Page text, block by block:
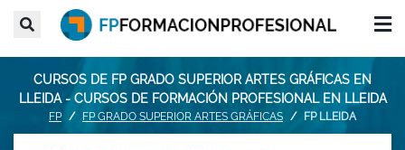
CURSOS DE FP GRADO SUPERIOR ARTES GRÁFICAS EN
LLEIDA - CURSOS DE FORMACIÓN PROFESIONAL EN LLEIDA
FP FP GRADO SUPERIOR ARTES GRÁFICAS FP LLEIDA